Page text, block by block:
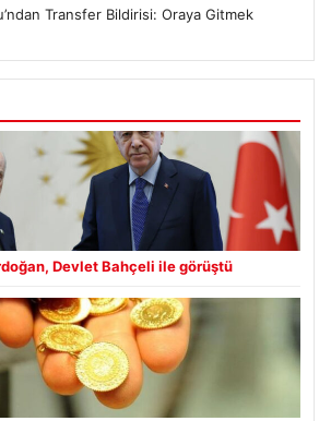
Transfer Bildirisi: Oraya Gitmek
Devlet Bahçeli ile görüştü